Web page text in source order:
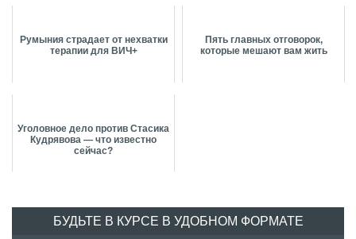
Румыния страдает от нехватки
терапии для ВИЧ+
Пять главных отговорок,
которые мешают вам жить
Уголовное дело против Стасика
Кудрявова — что известно
сейчас?
БУДЬТЕ В КУРСЕ В УДОБНОМ ФОРМАТЕ